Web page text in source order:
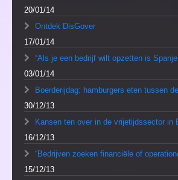
20/01/14
Ontdek DisGover
17/01/14
“Als je een bedrijf wilt opzetten is
03/01/14
Boerderijdag: hamburgers eten tussen
30/12/13
Kansen ten over in de vrijetijdssector in
16/12/13
“Bedrijven zoeken financiële of
15/12/13